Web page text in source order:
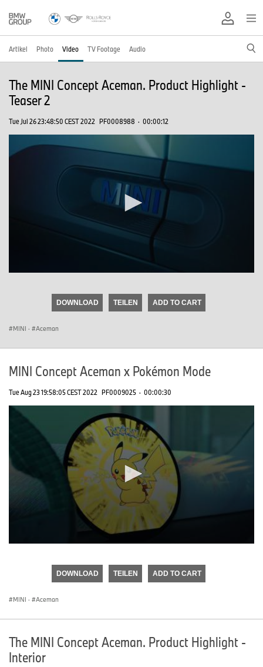
Artikel Photo Video TV Footage Audio
The MINI Concept Aceman. Product Highlight -
Teaser 2
Tue Jul 26 23:48:50 CEST 2022 PF0008988 · 00:00:12
DOWNLOAD TEILEN ADD TO CART
MINI · Aceman
MINI Concept Aceman x Pokémon Mode
Tue Aug 23 19:58:05 CEST 2022 PF0009025 · 00:00:30
DOWNLOAD TEILEN ADD TO CART
MINI · Aceman
The MINI Concept Aceman. Product Highlight -
Interior